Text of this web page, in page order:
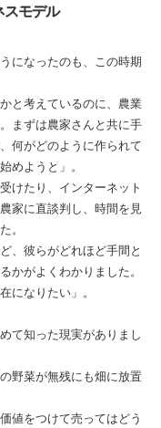
スモデル
になったのも、この時期
と考えているのに、農業
まずは農家さんと共に手
何がどのように作られて
めようと」。
けたり、インターネット
家に直談判し、時間を見
。
、彼らがどれほど手間と
かがよくわかりました。
になりたい」。
て知った現実がありまし
野菜が無残にも畑に放置
値をつけて売ってはどう